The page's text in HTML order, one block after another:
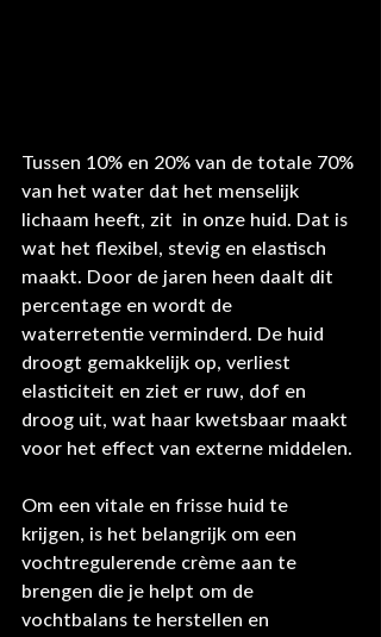
Tussen 10% en 20% van de totale 70%
van het water dat het menselijk
lichaam heeft, zit  in onze huid. Dat is
wat het flexibel, stevig en elastisch
maakt. Door de jaren heen daalt dit
percentage en wordt de
waterretentie verminderd. De huid
droogt gemakkelijk op, verliest
elasticiteit en ziet er ruw, dof en
droog uit, wat haar kwetsbaar maakt
voor het effect van externe middelen.
Om een vitale en frisse huid te
krijgen, is het belangrijk om een
vochtregulerende crème aan te
brengen die je helpt om de
vochtbalans te herstellen en